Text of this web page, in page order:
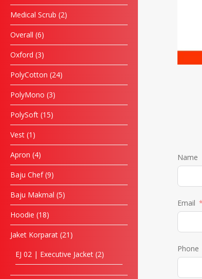
Medical Scrub 2
Overall 6
Oxford 3
PolyCotton 24
PolyMono 3
PolySoft 15
Vest 1
Apron 4
Baju Chef 9
Baju Makmal 5
Hoodie 18
Jaket Korparat 21
EJ 02 | Executive Jacket 2
Name
Email
Phone